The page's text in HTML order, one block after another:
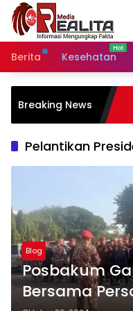
Langsung
konten
Berita
Kesehatan
Breaking News
Pelantikan
Blog
Posbakum
Bersama